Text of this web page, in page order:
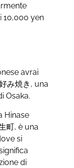
10,000 yen
avrai
み焼き, una
Osaka.
Hinase
町, è una
si
di